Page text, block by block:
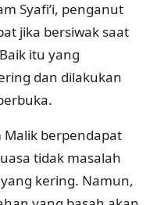
Syafi’i, penganut
jika bersiwak saat
itu yang
dan dilakukan
berpendapat
tidak masalah
kering. Namun,